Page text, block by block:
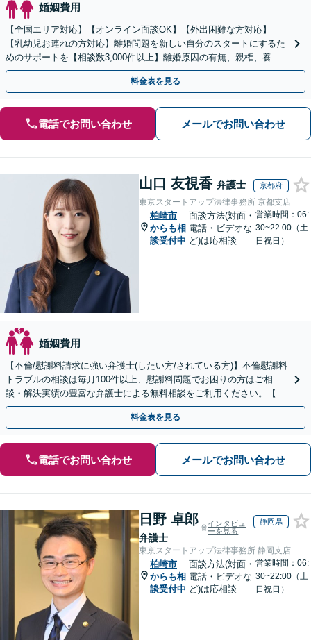
婚姻費用
【全国エリア対応】【オンライン面談OK】【外出困難な方対応】
【乳幼児お連れの方対応】離婚問題を新しい自分のスタートにするた
めのサポートを【相談数3,000件以上】離婚原因の有無、親権、養育
費、財産分与、慰謝料請求【夜間・休日相談可】
料金表を見る
電話でお問い合わせ メールでお問い合わせ
山口 友視香 弁護士 京都府
東京スタートアップ法律事務所 京都支店
柏崎市
からも相
談受付中
面談方法(対面・
電話・ビデオな
ど)は応相談
営業時間：06:
30~22:00（土
日祝日）
婚姻費用
【不倫/慰謝料請求に強い弁護士(したい方/されている方)】不倫慰謝料
トラブルの相談は毎月100件以上、慰謝料問題でお困りの方はご相
談・解決実績の豊富な弁護士による無料相談をご利用ください。【不
倫相談は初回0円】【全国対応】
料金表を見る
電話でお問い合わせ メールでお問い合わせ
日野 卓郎
弁護士
インタビュ
ーを見る
静岡県
東京スタートアップ法律事務所 静岡支店
柏崎市
からも相
談受付中
面談方法(対面・
電話・ビデオな
ど)は応相談
営業時間：06:
30~22:00（土
日祝日）